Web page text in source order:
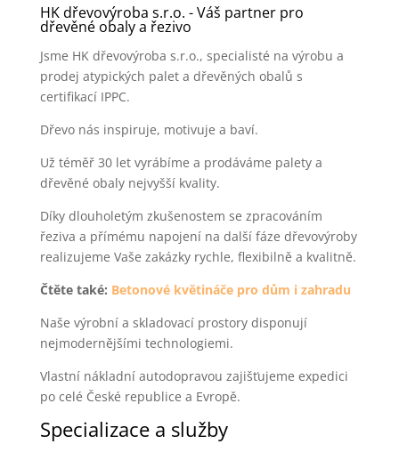
HK dřevovýroba s.r.o. - Váš partner pro
dřevěné obaly a řezivo
Jsme HK dřevovýroba s.r.o., specialisté na výrobu a
prodej atypických palet a dřevěných obalů s
certifikací IPPC.
Dřevo nás inspiruje, motivuje a baví.
Už téměř 30 let vyrábíme a prodáváme palety a
dřevěné obaly nejvyšší kvality.
Díky dlouholetým zkušenostem se zpracováním
řeziva a přímému napojení na další fáze dřevovýroby
realizujeme Vaše zakázky rychle, flexibilně a kvalitně.
Čtěte také: Betonové květináče pro dům i zahradu
Naše výrobní a skladovací prostory disponují
nejmodernějšími technologiemi.
Vlastní nákladní autodopravou zajišťujeme expedici
po celé České republice a Evropě.
Specializace a služby